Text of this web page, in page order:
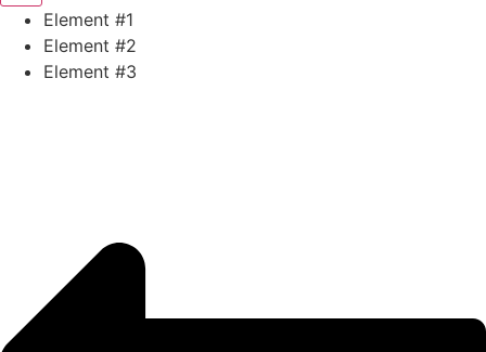
Element #1
Element #2
Element #3